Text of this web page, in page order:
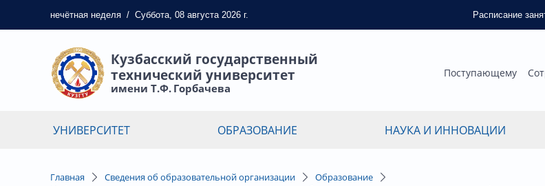
нечётная неделя / Суббота, 08 августа 2026 г. Расписание
Кузбасский государственный
технический университет
имени Т.Ф. Горбачева
Поступающему
УНИВЕРСИТЕТ ОБРАЗОВАНИЕ НАУКА И ИННОВАЦИИ
Главная Сведения об образовательной организации
Образование